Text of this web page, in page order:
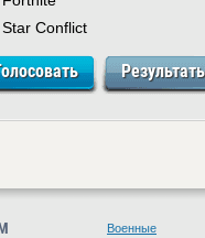
Star Conflict
Военные